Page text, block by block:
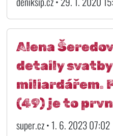
Alena
detaily
miliardářem.
(49) je to
super.cz • 1. 6. 2023 07:02